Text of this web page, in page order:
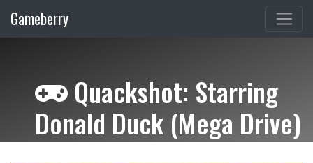
Gameberry
Quackshot: Starring
Donald Duck (Mega Drive)